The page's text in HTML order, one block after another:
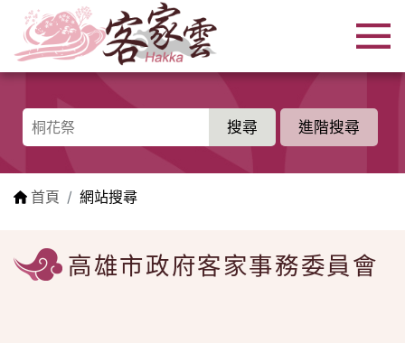
跳到主要內容區塊
::: 進階搜尋
首頁 網站搜尋
高雄市政府客家事務委員會